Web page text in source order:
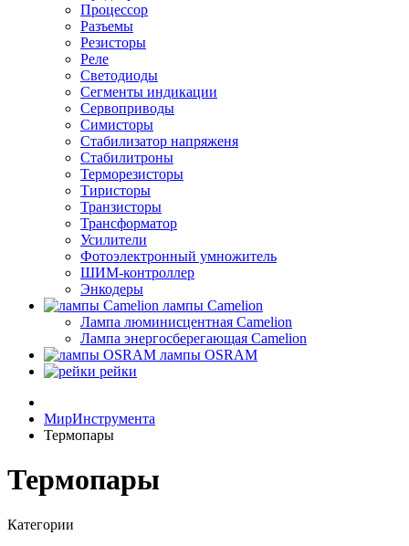
Процессор
Разъемы
Резисторы
Реле
Светодиоды
Сегменты индикации
Сервоприводы
Симисторы
Стабилизатор напряженя
Стабилитроны
Терморезисторы
Тиристоры
Транзисторы
Трансформатор
Усилители
Фотоэлектронный умножитель
ШИМ-контроллер
Энкодеры
лампы Camelion
Лампа люминисцентная Сamelion
Лампа энергосберегающая Сamelion
лампы OSRAM
рейки
МирИнструмента
Термопары
Термопары
Категории